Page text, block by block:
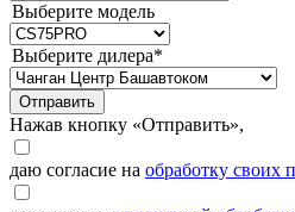
Выберите модель
Выберите дилера*
Отправить
Нажав кнопку «Отправить»,
даю согласие на обработку своих